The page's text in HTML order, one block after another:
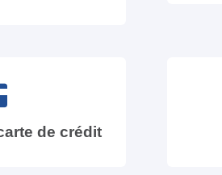
de crédit